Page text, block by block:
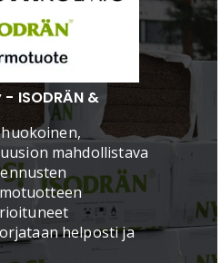
ISODRÄN &
huokoinen,
mahdollistava
helposti ja